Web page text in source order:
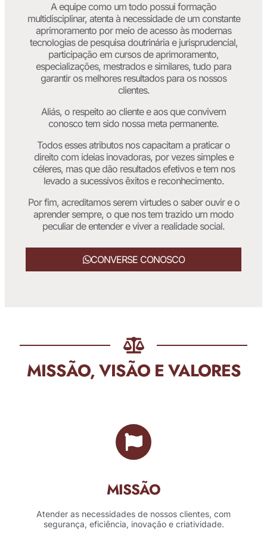
A equipe como um todo possui formação
multidisciplinar, atenta à necessidade de um constante
aprimoramento por meio de acesso às modernas
tecnologias de pesquisa doutrinária e jurisprudencial,
participação em cursos de aprimoramento,
especializações, mestrados e similares, tudo para
garantir os melhores resultados para os nossos
clientes.
Aliás, o respeito ao cliente e aos que convivem
conosco tem sido nossa meta permanente.
Todos esses atributos nos capacitam a praticar o
direito com ideias inovadoras, por vezes simples e
céleres, mas que dão resultados efetivos e tem nos
levado a sucessivos êxitos e reconhecimento.
Por fim, acreditamos serem virtudes o saber ouvir e o
aprender sempre, o que nos tem trazido um modo
peculiar de entender e viver a realidade social.
CONVERSE CONOSCO
MISSÃO, VISÃO E VALORES
MISSÃO
Atender as necessidades de nossos clientes, com
segurança, eficiência, inovação e criatividade.